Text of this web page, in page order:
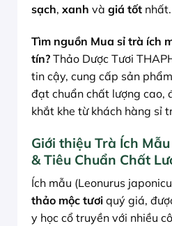
sạch, xanh và giá tốt nhất.
Tìm nguồn Mua sỉ trà ích
tín? Thảo Dược Tươi
tin cậy, cung cấp sản
đạt chuẩn chất lượng cao,
khắt khe từ khách hàng sỉ
Giới thiệu Trà Ích
& Tiêu Chuẩn Chất
Ích mẫu (Leonurus
thảo mộc tươi quý giá,
y học cổ truyền với nhiều